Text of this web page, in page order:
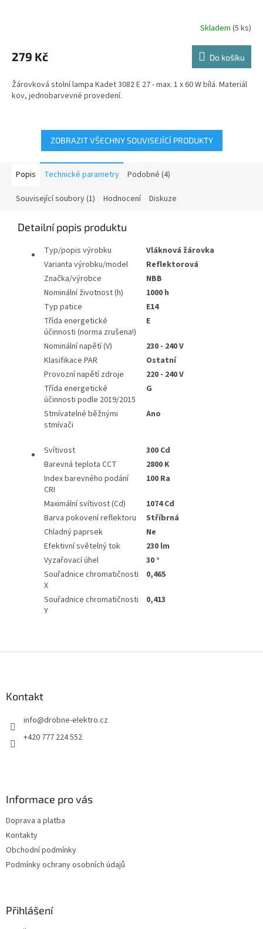
produktu
je
z
5
Skladem(5 ks)
279 Kč Do košíku
Žárovková stolní lampa Kadet 3082 E 27 - max. 1 x 60 W bílá. Materiál
kov, jednobarvevné provedení.
ZOBRAZIT VŠECHNY SOUVISEJÍCÍ PRODUKTY
Popis Technické parametry Podobné (4)
Související soubory (1) Hodnocení Diskuze
Detailní popis produktu
Typ/popis výrobku
Vláknová žárovka
Varianta výrobku/model
Reflektorová
Značka/výrobce
NBB
Nominální životnost (h)
1000 h
Typ patice
E14
Třída energetické
účinnosti (norma zrušena!)
E
Nominální napětí (V)
230 - 240 V
Klasifikace PAR
Ostatní
Provozní napětí zdroje
220 - 240 V
Třída energetické
účinnosti podle 2019/2015
G
Stmívatelné běžnými
stmívači
Ano
Svítivost
300 Cd
Barevná teplota CCT
2800 K
Index barevného podání
CRI
100 Ra
Maximální svítivost (Cd)
1074 Cd
Barva pokovení reflektoru
Stříbrná
Chladný paprsek
Ne
Efektivní světelný tok
230 lm
Vyzařovací úhel
30 °
Souřadnice chromatičnosti
X
0,465
Souřadnice chromatičnosti
Y
0,413
Kontakt
info@drobne-elektro.cz
+420 777 224 552
Informace pro vás
Doprava a platba
Kontakty
Obchodní podmínky
Podmínky ochrany osobních údajů
Přihlášení